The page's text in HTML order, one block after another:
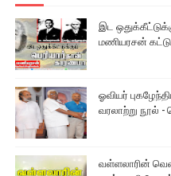
இட
மணியரசன்
ஓவியர்
வரலாற்று நூல்
வள்ளலாரின்